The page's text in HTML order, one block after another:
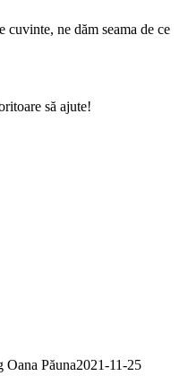
ne dăm seama de ce
să ajute!
Oana Păuna2021-11-25